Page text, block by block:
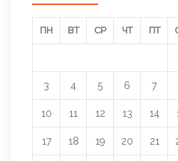
ПН ВТ СР ЧТ ПТ
3 4 5 6 7
10 11 12 13 14
17 18 19 20 21